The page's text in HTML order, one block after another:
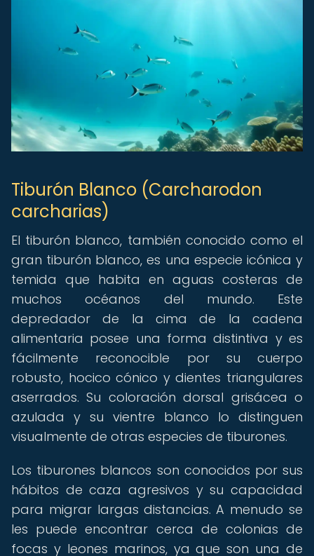
Tiburón Blanco (Carcharodon
carcharias)
El tiburón blanco, también conocido como el
gran tiburón blanco, es una especie icónica y
temida que habita en aguas costeras de
muchos océanos del mundo. Este
depredador de la cima de la cadena
alimentaria posee una forma distintiva y es
fácilmente reconocible por su cuerpo
robusto, hocico cónico y dientes triangulares
aserrados. Su coloración dorsal grisácea o
azulada y su vientre blanco lo distinguen
visualmente de otras especies de tiburones.
Los tiburones blancos son conocidos por sus
hábitos de caza agresivos y su capacidad
para migrar largas distancias. A menudo se
les puede encontrar cerca de colonias de
focas y leones marinos, ya que son una de